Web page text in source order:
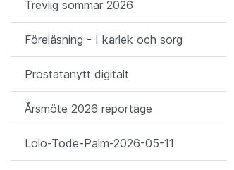
Trevlig sommar 2026
Föreläsning - I kärlek och sorg
Prostatanytt digitalt
Årsmöte 2026 reportage
Lolo-Tode-Palm-2026-05-11